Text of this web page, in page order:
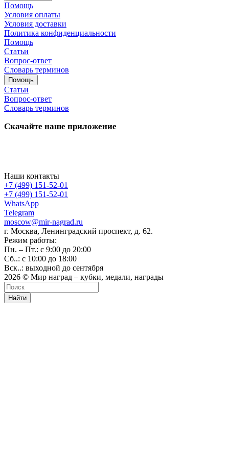
Помощь
Условия оплаты
Условия доставки
Политика конфиденциальности
Помощь
Статьи
Вопрос-ответ
Словарь терминов
Помощь
Статьи
Вопрос-ответ
Словарь терминов
Скачайте наше приложение
Наши контакты
+7 (499) 151-52-01
+7 (499) 151-52-01
WhatsApp
Telegram
moscow@mir-nagrad.ru
г. Москва, Ленинградский проспект, д. 62.
Режим работы:
Пн. – Пт.: с 9:00 до 20:00
Сб..: с 10:00 до 18:00
Вск..: выходной до сентября
2026 © Мир наград – кубки, медали, награды
Найти